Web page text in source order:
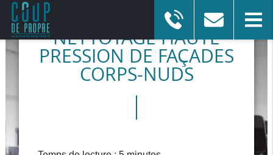
ENTREPRISE DE NETTOYAGE
à Chartres-de-Bretagne
NETTOYAGE HAUTE
PRESSION DE FAÇADES
CORPS-NUDS